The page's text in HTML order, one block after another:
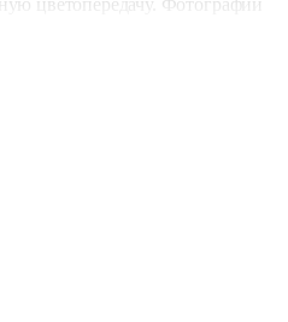
цветопередачу. Фотографии
глубину теней и плавные
срочность — 1 день и